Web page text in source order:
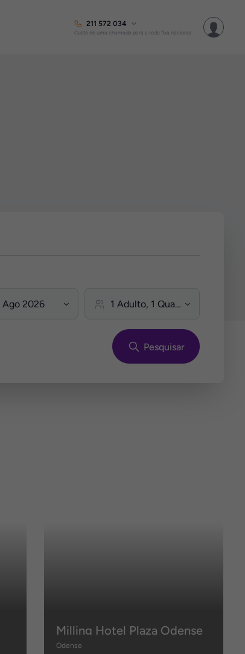
211 572 034
Custo de uma chamada para a rede fixa nacional
Pesquisar
Milling Hotel Plaza Odense
Odense